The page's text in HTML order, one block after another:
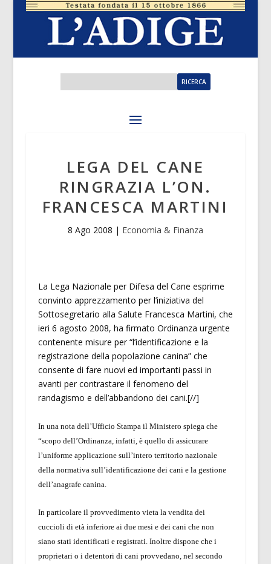
LEGA DEL CANE
RINGRAZIA L’ON.
FRANCESCA MARTINI
8 Ago 2008 | Economia & Finanza
La Lega Nazionale per Difesa del Cane esprime
convinto apprezzamento per l’iniziativa del
Sottosegretario alla Salute Francesca Martini, che
ieri 6 agosto 2008, ha firmato Ordinanza urgente
contenente misure per “l’identificazione e la
registrazione della popolazione canina” che
consente di fare nuovi ed importanti passi in
avanti per contrastare il fenomeno del
randagismo e dell’abbandono dei cani.[//]
In una nota dell’Ufficio Stampa il Ministero spiega che
“scopo dell’Ordinanza, infatti, è quello di assicurare
l’uniforme applicazione sull’intero territorio nazionale
della normativa sull’identificazione dei cani e la gestione
dell’anagrafe canina.
In particolare il provvedimento vieta la vendita dei
cuccioli di età inferiore ai due mesi e dei cani che non
siano stati identificati e registrati. Inoltre dispone che i
proprietari o i detentori di cani provvedano, nel secondo